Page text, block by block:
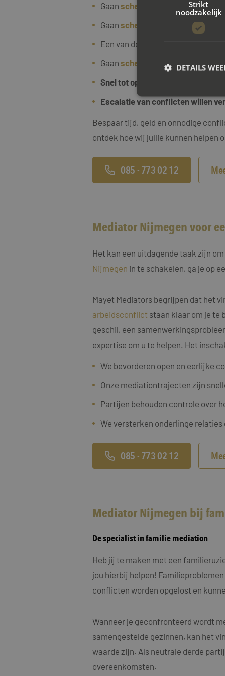
Gaan scheiden met kinderen
Gaan scheiden met een eigen
Een van de twee partners
Gaan scheiden met eeneigen
Snel tot oplossingen
Escalatie van conflicten willen
Bespaar tijd, geld en onnodige
ontdek hoe wij jullie kunnen helpen
085 - 773 02 12
Mediator Nijmegen voor
Het kan een uitdagende taak zijn
Nijmegen in te schakelen, ga je op
Mayet Mediators begrijpen dat het
arbeidsconflict staan klaar om je te
geschil, een
expertise om u te helpen. Het
We bevorderen open en eerlijke
Onze mediationtrajecten zijn
Partijen behouden controle over
We versterken onderlinge
085 - 773 02 12
Mediator Nijmegen bij
De specialist in familie mediation
Heb jij te maken met een
jou hierbij helpen!
conflicten worden opgelost en
Wanneer je geconfronteerd wordt
samengestelde gezinnen, kan het
waarde zijn. Als neutrale derde
overeenkomsten.
Strikt
noodzakelijk
DETAILS
Strikt noodzakelijke
accountbeheer. De
Naam
Naam
_clck
_ga_4ZL076M2M8
_ga
MUID
MR
SM
MUID
_fbp
_gcl_au
test_cookie
fp_user_id